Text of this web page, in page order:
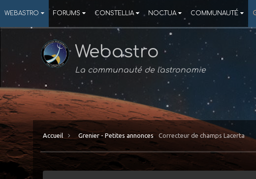
WEBASTRO FORUMS CONSTELLIA NOCTUA COMMUNAUTÉ
Webastro
La communauté de l'astronomie
Accueil Grenier - Petites annonces Correcteur de champs Lacerta